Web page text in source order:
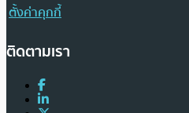
ตั้งค่าคุกกี้
ติดตามเรา